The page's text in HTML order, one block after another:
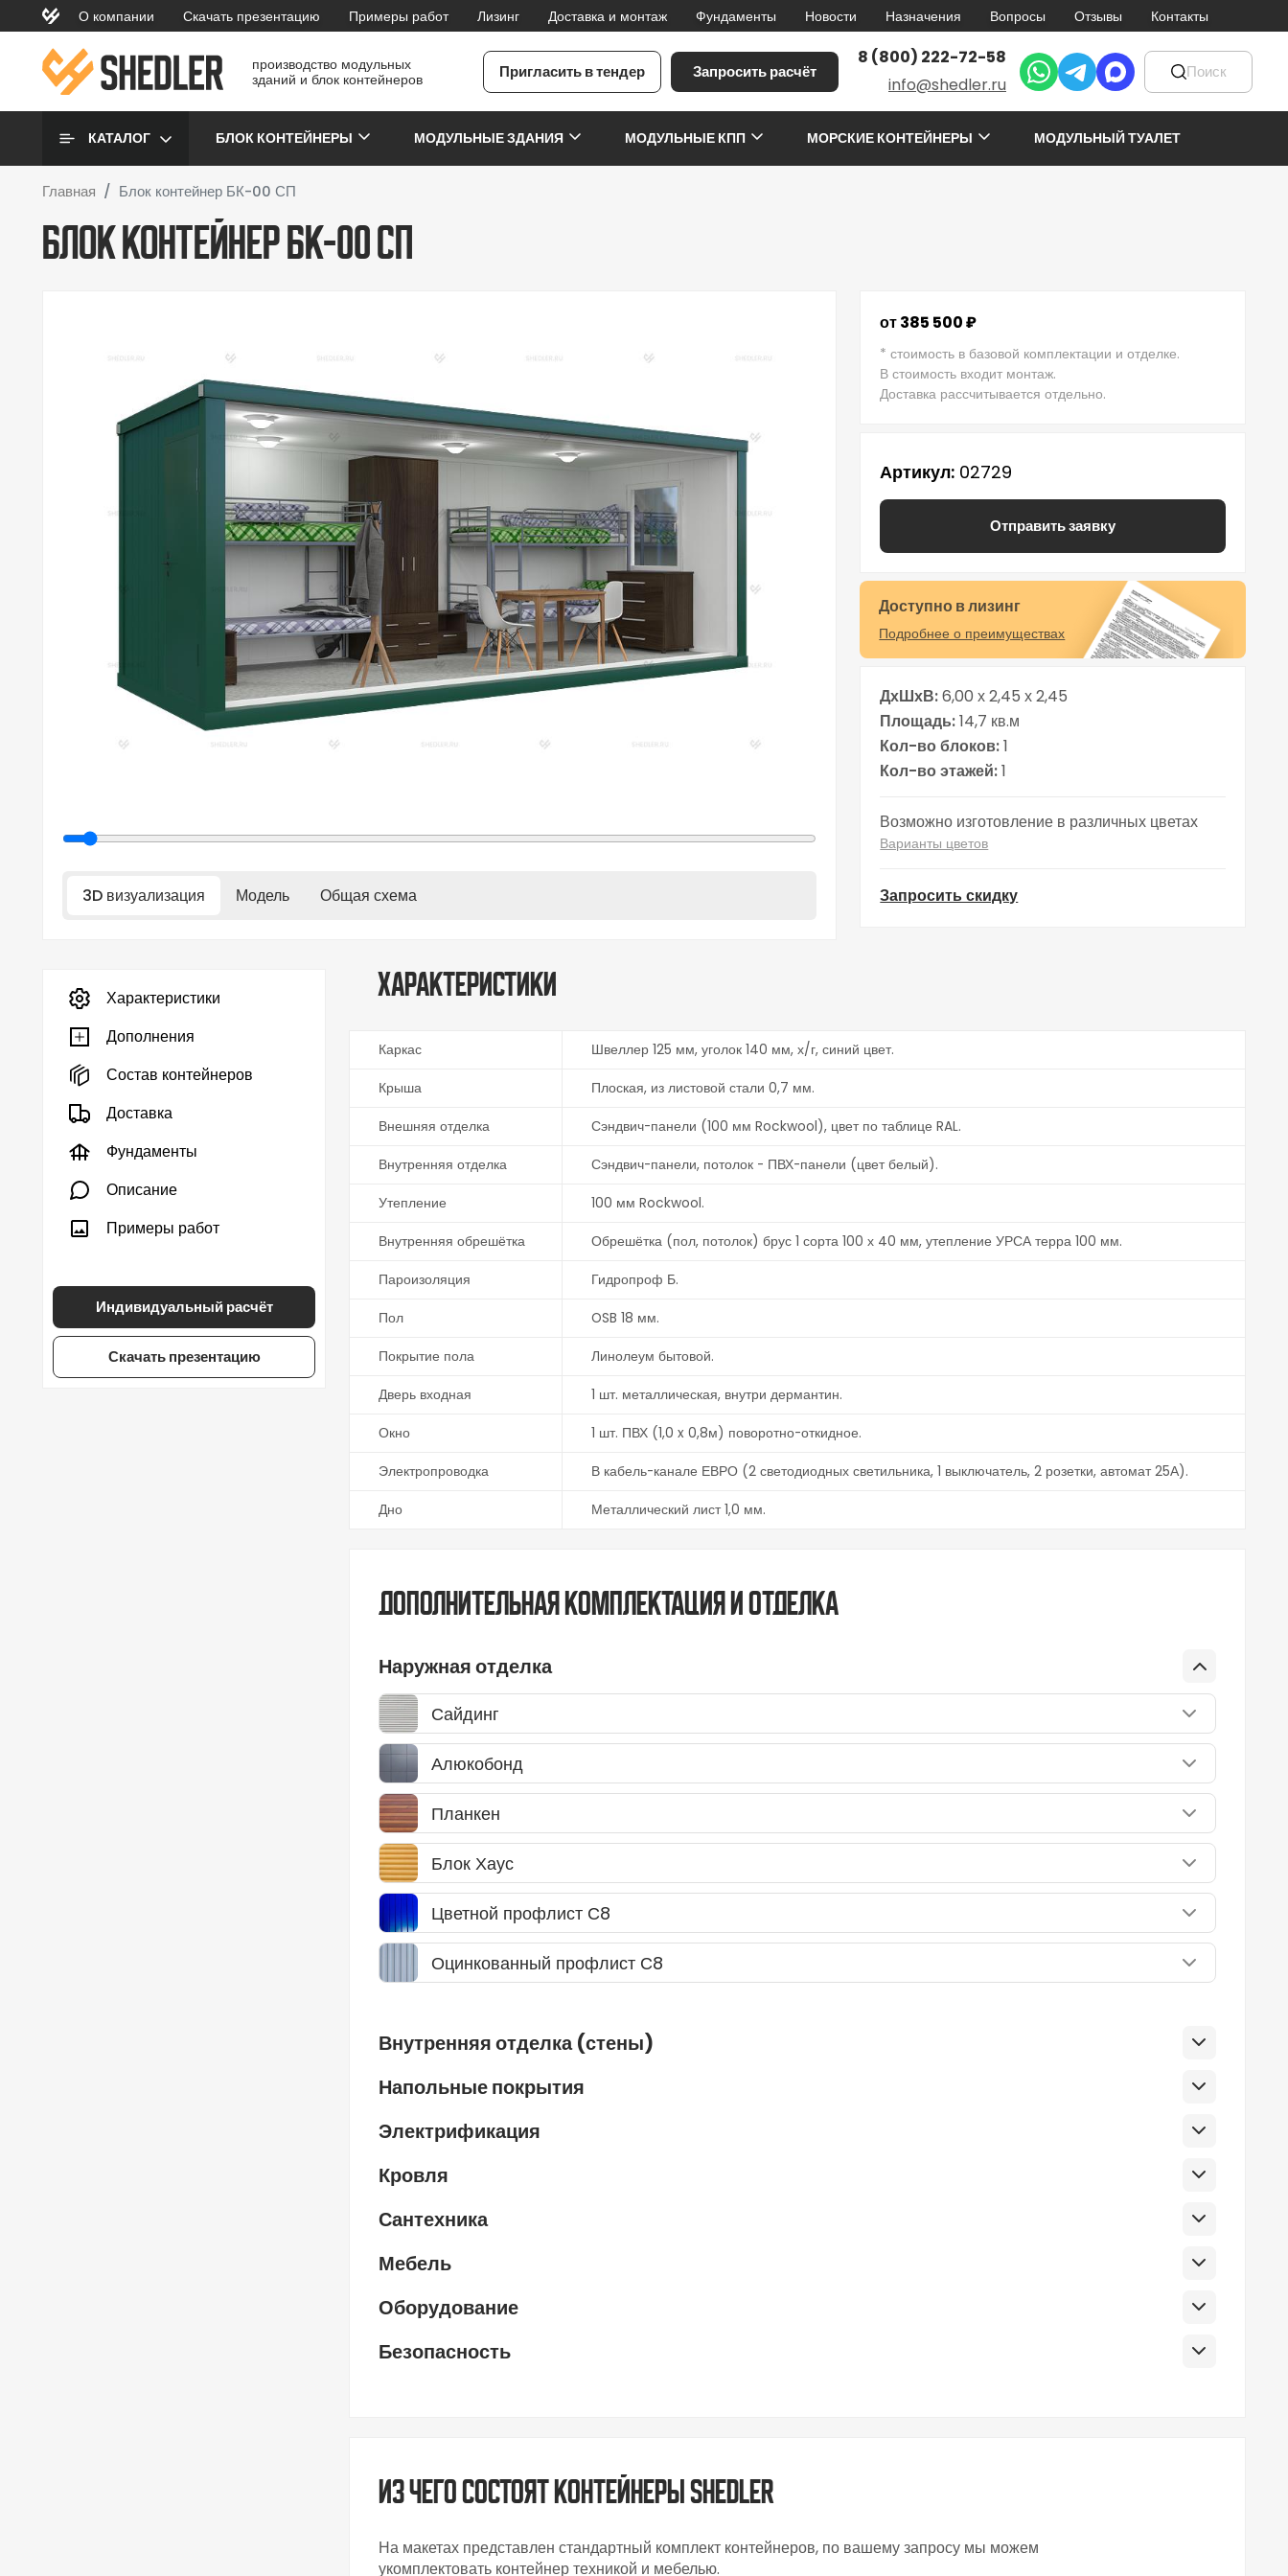
Перейти к основному содержанию
topmenu
О компании Скачать презентацию Примеры работ Лизинг Доставка и монтаж Фундаменты Новости Назначения Вопросы Отзывы Контакты
производство модульных
зданий и блок контейнеров
Пригласить в тендер Запросить расчёт
8 (800) 222-72-58
info@shedler.ru
Основная навигация
КАТАЛОГ БЛОК КОНТЕЙНЕРЫ МОДУЛЬНЫЕ ЗДАНИЯ МОДУЛЬНЫЕ КПП МОРСКИЕ КОНТЕЙНЕРЫ МОДУЛЬНЫЙ ТУАЛЕТ
Главная Блок контейнер БК-00 СП
Блок контейнер БК-00 СП
3D визуализация Модель Общая схема
от 385 500 ₽
* стоимость в базовой комплектации и отделке.
В стоимость входит монтаж.
Доставка рассчитывается отдельно.
Артикул 02729
Отправить заявку
Доступно в лизинг
Подробнее о преимуществах
ДхШхВ 6,00 х 2,45 х 2,45
Площадь 14,7 кв.м
Кол-во блоков 1
Кол-во этажей 1
Возможно изготовление в различных цветах
Варианты цветов
Запросить скидку
Характеристики
Дополнения
Состав контейнеров
Доставка
Фундаменты
Описание
Примеры работ
Индивидуальный расчёт
Скачать презентацию
Характеристики
Каркас Швеллер 125 мм, уголок 140 мм, х/г, синий цвет.
Крыша Плоская, из листовой стали 0,7 мм.
Внешняя отделка Сэндвич-панели (100 мм Rockwool), цвет по таблице RAL.
Внутренняя отделка Сэндвич-панели, потолок - ПВХ-панели (цвет белый).
Утепление 100 мм Rockwool.
Внутренняя обрешётка Обрешётка (пол, потолок) брус 1 сорта 100 х 40 мм, утепление УРСА терра 100 мм.
Пароизоляция Гидропроф Б.
Пол OSB 18 мм.
Покрытие пола Линолеум бытовой.
Дверь входная 1 шт. металлическая, внутри дермантин.
Окно 1 шт. ПВХ (1,0 x 0,8м) поворотно-откидное.
Электропроводка В кабель-канале ЕВРО (2 светодиодных светильника, 1 выключатель, 2 розетки, автомат 25А).
Дно Металлический лист 1,0 мм.
Дополнительная комплектация и отделка
Наружная отделка
Сайдинг
Алюкобонд
Планкен
Блок Хаус
Цветной профлист С8
Оцинкованный профлист С8
Внутренняя отделка (стены)
Напольные покрытия
Электрификация
Кровля
Сантехника
Мебель
Оборудование
Безопасность
Из чего состоят контейнеры SHEDLER
На макетах представлен стандартный комплект контейнеров, по вашему запросу мы можем
укомплектовать контейнер техникой и мебелью.